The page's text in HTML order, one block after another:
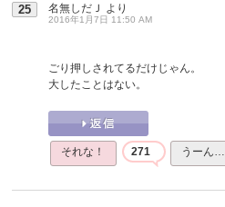
25 名無しだＪ より
2016年1月7日 11:50 AM
ごり押しされてるだけじゃん。
大したことはない。
それな！ 271 うーん…